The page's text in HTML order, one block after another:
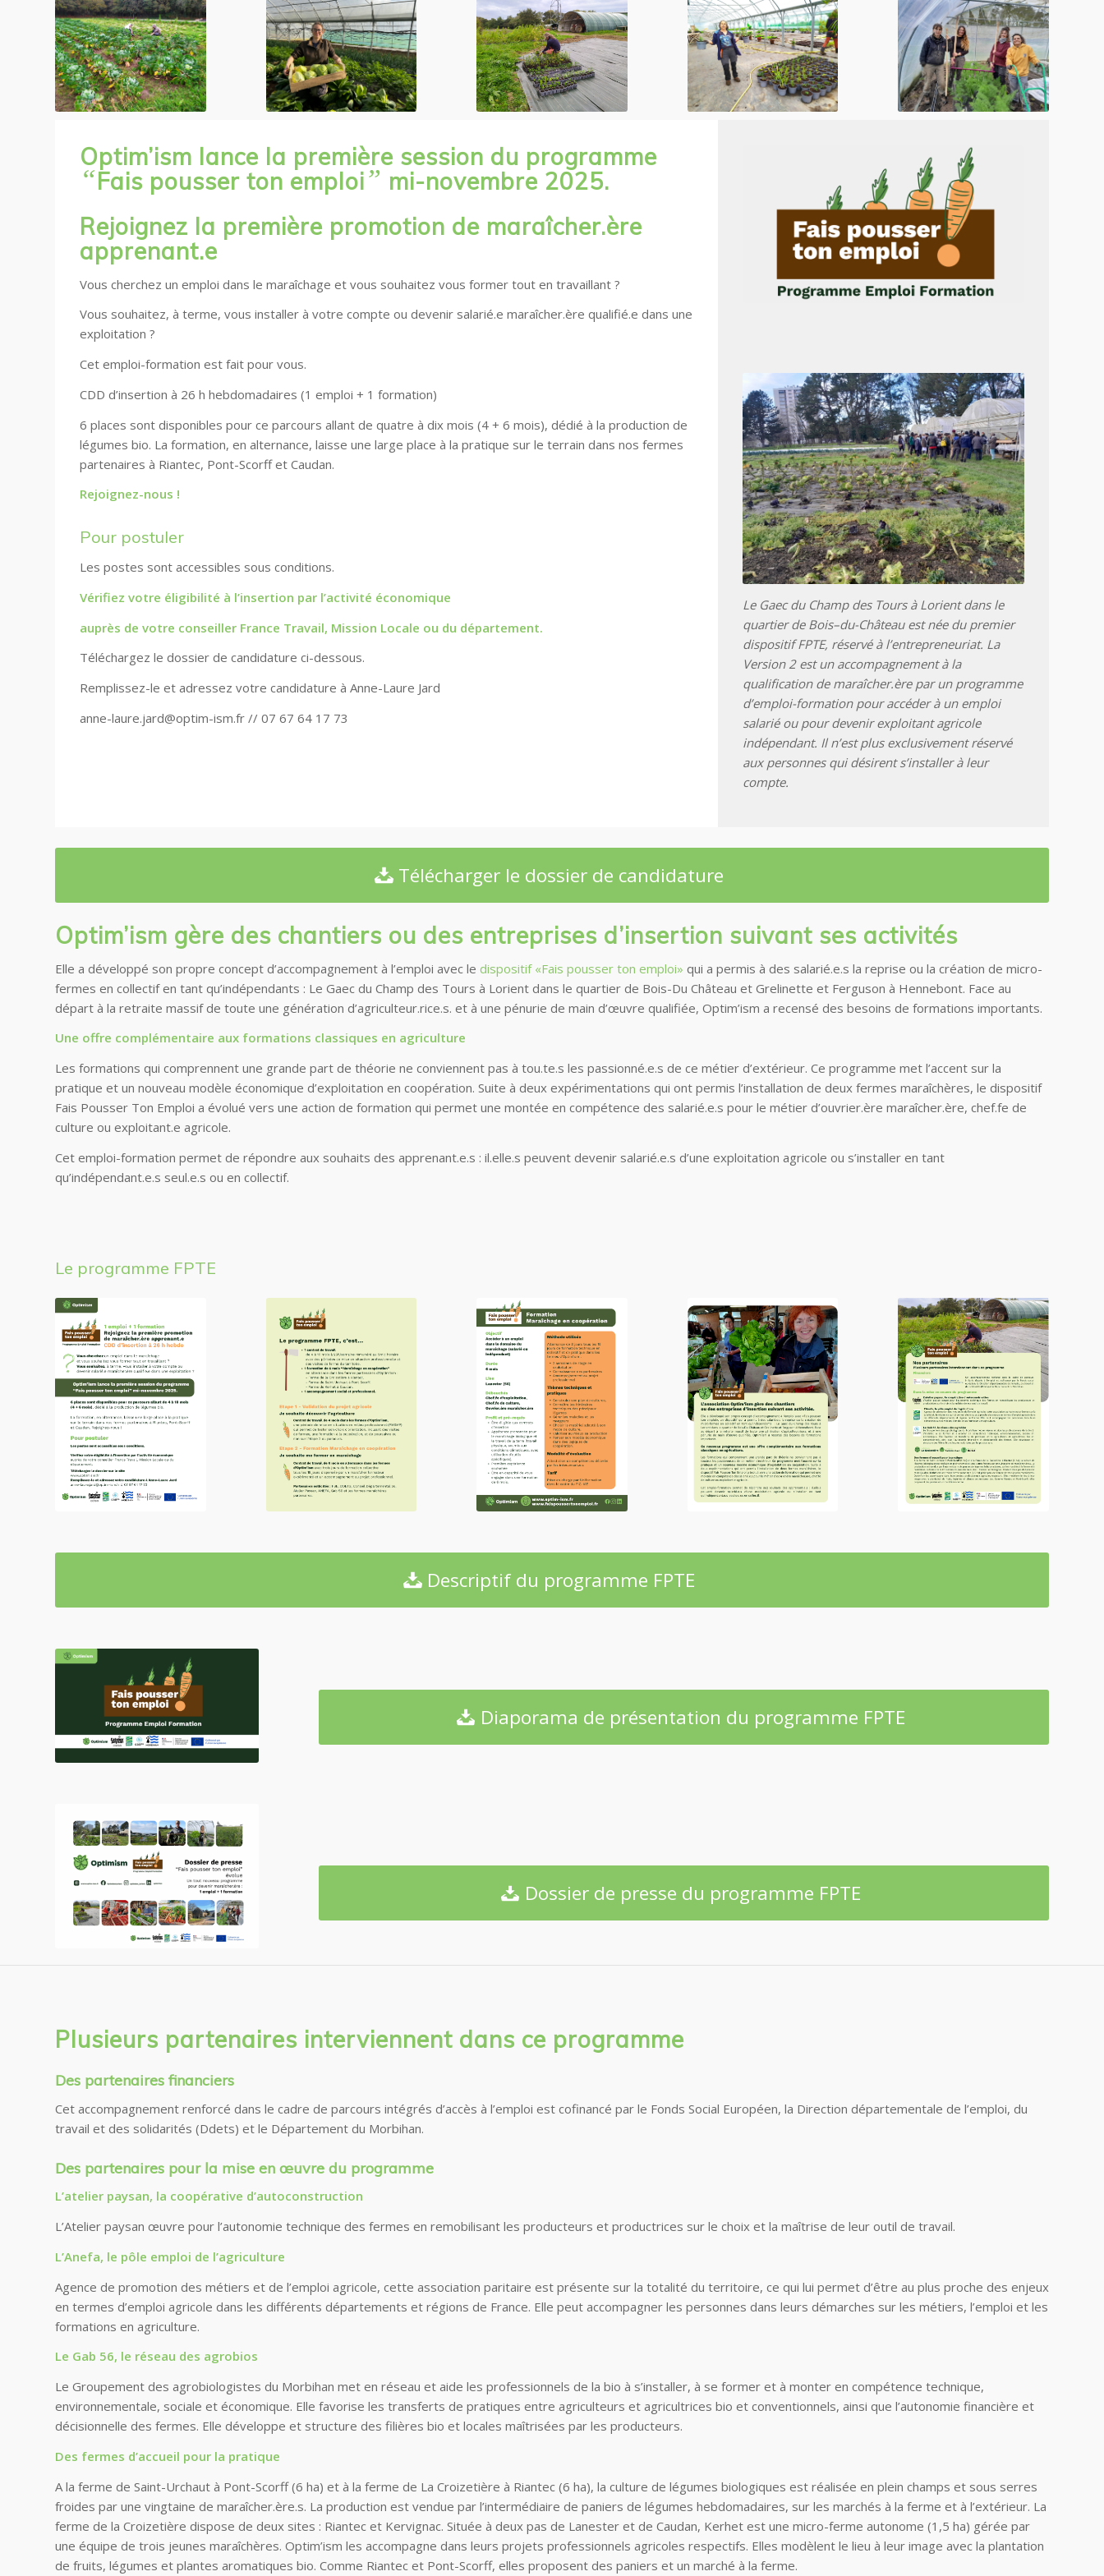
Optim’ism lance la première session du programme
“Fais pousser ton emploi” mi-novembre 2025.
Rejoignez la première promotion de maraîcher.ère
apprenant.e
Vous cherchez un emploi dans le maraîchage et vous souhaitez vous former tout en travaillant ?
Vous souhaitez, à terme, vous installer à votre compte ou devenir salarié.e maraîcher.ère qualifié.e dans une
exploitation ?
Cet emploi-formation est fait pour vous.
CDD d’insertion à 26 h hebdomadaires (1 emploi + 1 formation)
6 places sont disponibles pour ce parcours allant de quatre à dix mois (4 + 6 mois), dédié à la production de
légumes bio. La formation, en alternance, laisse une large place à la pratique sur le terrain dans nos fermes
partenaires à Riantec, Pont-Scorff et Caudan.
Rejoignez-nous !
Pour postuler
Les postes sont accessibles sous conditions.
Vérifiez votre éligibilité à l’insertion par l’activité économique
auprès de votre conseiller France Travail, Mission Locale ou du département.
Téléchargez le dossier de candidature ci-dessous.
Remplissez-le et adressez votre candidature à Anne-Laure Jard
anne-laure.jard@optim-ism.fr // 07 67 64 17 73
Le Gaec du Champ des Tours à Lorient dans le
quartier de Bois–du-Château est née du premier
dispositif FPTE, réservé à l’entrepreneuriat. La
Version 2 est un accompagnement à la
qualification de maraîcher.ère par un programme
d’emploi-formation pour accéder à un emploi
salarié ou pour devenir exploitant agricole
indépendant. Il n’est plus exclusivement réservé
aux personnes qui désirent s’installer à leur
compte.
Télécharger le dossier de candidature
Optim’ism gère des chantiers ou des entreprises d’insertion suivant ses activités
Elle a développé son propre concept d’accompagnement à l’emploi avec le dispositif «Fais pousser ton emploi» qui a permis à des salarié.e.s la reprise ou la création de micro-
fermes en collectif en tant qu’indépendants : Le Gaec du Champ des Tours à Lorient dans le quartier de Bois-Du Château et Grelinette et Ferguson à Hennebont. Face au
départ à la retraite massif de toute une génération d’agriculteur.rice.s. et à une pénurie de main d’œuvre qualifiée, Optim’ism a recensé des besoins de formations importants.
Une offre complémentaire aux formations classiques en agriculture
Les formations qui comprennent une grande part de théorie ne conviennent pas à tou.te.s les passionné.e.s de ce métier d’extérieur. Ce programme met l’accent sur la
pratique et un nouveau modèle économique d’exploitation en coopération. Suite à deux expérimentations qui ont permis l’installation de deux fermes maraîchères, le dispositif
Fais Pousser Ton Emploi a évolué vers une action de formation qui permet une montée en compétence des salarié.e.s pour le métier d’ouvrier.ère maraîcher.ère, chef.fe de
culture ou exploitant.e agricole.
Cet emploi-formation permet de répondre aux souhaits des apprenant.e.s : il.elle.s peuvent devenir salarié.e.s d’une exploitation agricole ou s’installer en tant
qu’indépendant.e.s seul.e.s ou en collectif.
Le programme FPTE
Descriptif du programme FPTE
Diaporama de présentation du programme FPTE
Dossier de presse du programme FPTE
Plusieurs partenaires interviennent dans ce programme
Des partenaires financiers
Cet accompagnement renforcé dans le cadre de parcours intégrés d’accès à l’emploi est cofinancé par le Fonds Social Européen, la Direction départementale de l’emploi, du
travail et des solidarités (Ddets) et le Département du Morbihan.
Des partenaires pour la mise en œuvre du programme
L’atelier paysan, la coopérative d’autoconstruction
L’Atelier paysan œuvre pour l’autonomie technique des fermes en remobilisant les producteurs et productrices sur le choix et la maîtrise de leur outil de travail.
L’Anefa, le pôle emploi de l’agriculture
Agence de promotion des métiers et de l’emploi agricole, cette association paritaire est présente sur la totalité du territoire, ce qui lui permet d’être au plus proche des enjeux
en termes d’emploi agricole dans les différents départements et régions de France. Elle peut accompagner les personnes dans leurs démarches sur les métiers, l’emploi et les
formations en agriculture.
Le Gab 56, le réseau des agrobios
Le Groupement des agrobiologistes du Morbihan met en réseau et aide les professionnels de la bio à s’installer, à se former et à monter en compétence technique,
environnementale, sociale et économique. Elle favorise les transferts de pratiques entre agriculteurs et agricultrices bio et conventionnels, ainsi que l’autonomie financière et
décisionnelle des fermes. Elle développe et structure des filières bio et locales maîtrisées par les producteurs.
Des fermes d’accueil pour la pratique
A la ferme de Saint-Urchaut à Pont-Scorff(6 ha) et à la ferme de La Croizetière à Riantec (6 ha), la culture de légumes biologiques est réalisée en plein champs et sous serres
froides par une vingtaine de maraîcher.ère.s. La production est vendue par l’intermédiaire de paniers de légumes hebdomadaires, sur les marchés à la ferme et à l’extérieur. La
ferme de la Croizetière dispose de deux sites : Riantec et Kervignac. Située à deux pas de Lanester et de Caudan, Kerhet est une micro-ferme autonome (1,5 ha) gérée par
une équipe de trois jeunes maraîchères. Optim’ism les accompagne dans leurs projets professionnels agricoles respectifs. Elles modèlent le lieu à leur image avec la plantation
de fruits, légumes et plantes aromatiques bio. Comme Riantec et Pont-Scorff, elles proposent des paniers et un marché à la ferme.